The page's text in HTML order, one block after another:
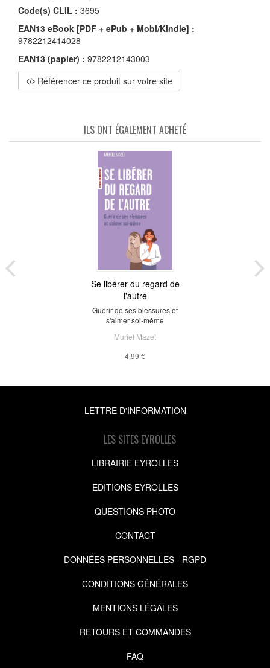
Code(s) CLIL : 3695
EAN13 eBook [PDF + ePub + Mobi/Kindle] :
9782212414028
EAN13 (papier) : 9782212143003
Référencer ce produit sur votre site
ILS ONT ÉGALEMENT ACHETÉ
Se libérer du regard de
l'autre
Guérir de ses blessures et
s'aimer soi-même
Muriel Mazet
4,99 €
LETTRE D'INFORMATION
LES SITES EYROLLES
LIBRAIRIE EYROLLES
EDITIONS EYROLLES
QUESTIONS PHOTO
CONTACT
DONNÉES PERSONNELLES - RGPD
CONDITIONS GÉNÉRALES
MENTIONS LÉGALES
RETOURS ET COMMANDES
FAQ